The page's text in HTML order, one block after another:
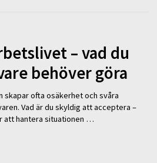
– vad du
behöver göra
ofta osäkerhet och svåra
Vad är du skyldig att acceptera –
att hantera situationen …